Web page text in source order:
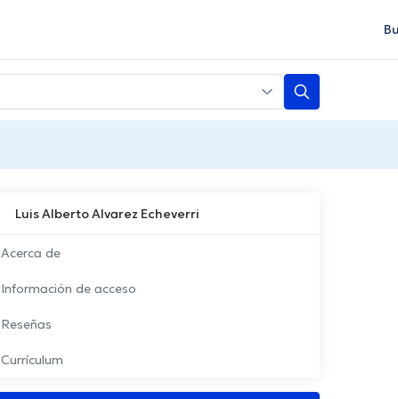
Luis Alberto Alvarez Echeverri
Acerca de
Información de acceso
Reseñas
Currículum